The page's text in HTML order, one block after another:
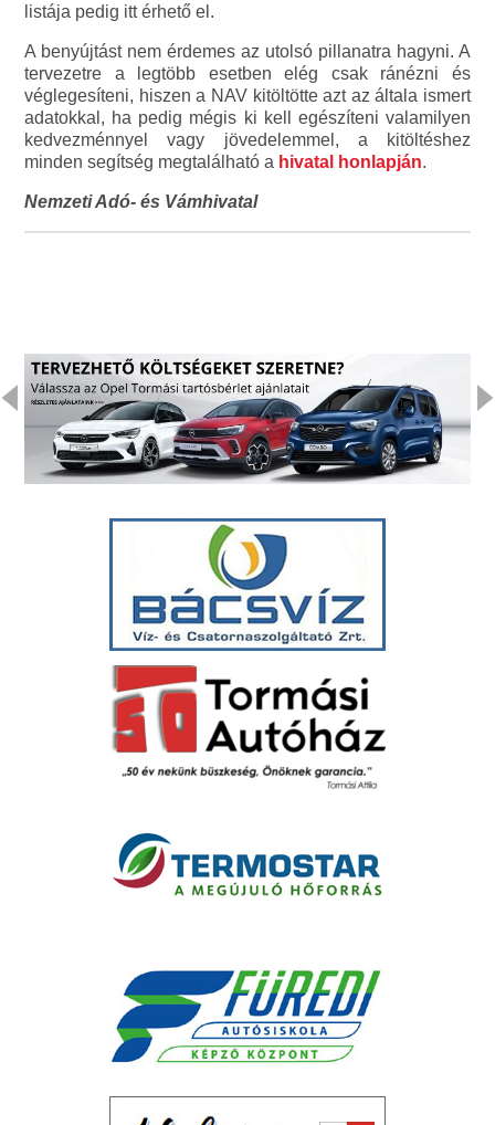
listája pedig itt érhető el.
A benyújtást nem érdemes az utolsó pillanatra hagyni. A
tervezetre a legtöbb esetben elég csak ránézni és
véglegesíteni, hiszen a NAV kitöltötte azt az általa ismert
adatokkal, ha pedig mégis ki kell egészíteni valamilyen
kedvezménnyel vagy jövedelemmel, a kitöltéshez
minden segítség megtalálható a hivatal honlapján.
Nemzeti Adó- és Vámhivatal